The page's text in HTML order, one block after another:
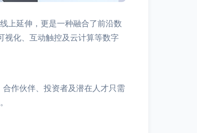
上延伸，更是一种融合了前沿数
视化、互动触控及云计算等数字
作伙伴、投资者及潜在人才只需